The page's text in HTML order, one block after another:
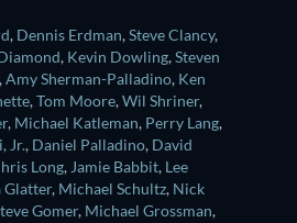
, Dennis Erdman,Steve Clancy,
, Kevin Dowling,Steven
,Amy Sherman-Palladino, Ken
,Tom Moore,Wil Shriner,
, Michael Katleman, Perry Lang,
Jr., Daniel Palladino, David
Long, Jamie Babbit, Lee
Glatter, Michael Schultz, Nick
Gomer, Michael Grossman,